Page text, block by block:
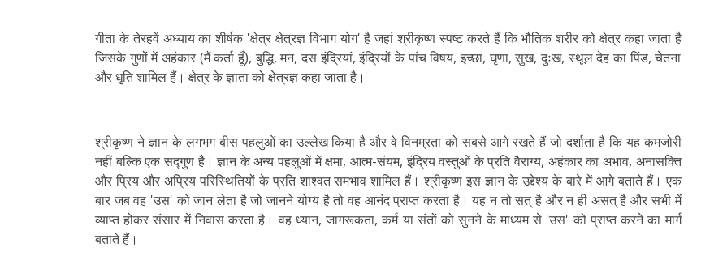
गीता के तेरहवें अध्याय का शीर्षक 'क्षेत्र क्षेत्रज्ञ विभाग योग' है जहां श्रीकृष्ण स्पष्ट करते हैं कि भौतिक शरीर को क्षेत्र कहा जाता है
जिसके गुणों में अहंकार (मैं कर्ता हूँ), बुद्धि, मन, दस इंद्रियां, इंद्रियों के पांच विषय, इच्छा, घृणा, सुख, दुःख, स्थूल देह का पिंड, चेतना
और धृति शामिल हैं। क्षेत्र के ज्ञाता को क्षेत्रज्ञ कहा जाता है।
श्रीकृष्ण ने ज्ञान के लगभग बीस पहलुओं का उल्लेख किया है और वे विनम्रता को सबसे आगे रखते हैं जो दर्शाता है कि यह कमजोरी
नहीं बल्कि एक सद्गुण है। ज्ञान के अन्य पहलुओं में क्षमा, आत्म-संयम, इंद्रिय वस्तुओं के प्रति वैराग्य, अहंकार का अभाव, अनासक्ति
और प्रिय और अप्रिय परिस्थितियों के प्रति शाश्वत समभाव शामिल हैं। श्रीकृष्ण इस ज्ञान के उद्देश्य के बारे में आगे बताते हैं। एक
बार जब वह 'उस' को जान लेता है जो जानने योग्य है तो वह आनंद प्राप्त करता है। यह न तो सत् है और न ही असत् है और सभी में
व्याप्त होकर संसार में निवास करता है। वह ध्यान, जागरूकता, कर्म या संतों को सुनने के माध्यम से 'उस' को प्राप्त करने का मार्ग
बताते हैं।